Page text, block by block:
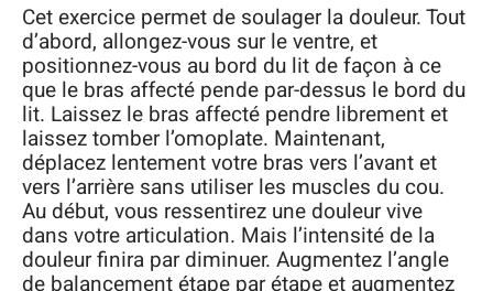
Cet exercice permet de soulager la douleur. Tout
d’abord, allongez-vous sur le ventre, et
positionnez-vous au bord du lit de façon à ce
que le bras affecté pende par-dessus le bord du
lit. Laissez le bras affecté pendre librement et
laissez tomber l’omoplate. Maintenant,
déplacez lentement votre bras vers l’avant et
vers l’arrière sans utiliser les muscles du cou.
Au début, vous ressentirez une douleur vive
dans votre articulation. Mais l’intensité de la
douleur finira par diminuer. Augmentez l’angle
de balancement étape par étape et augmentez